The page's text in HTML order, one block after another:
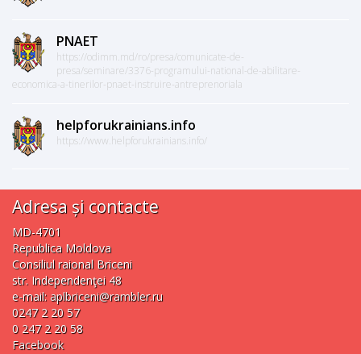
PNAET
https://odimm.md/ro/presa/comunicate-de-
presa/seminare/3376-programului-national-de-abilitare-
economica-a-tinerilor-pnaet-instruire-antreprenoriala
helpforukrainians.info
https://www.helpforukrainians.info/
Adresa și contacte
MD-4701
Republica Moldova
Consiliul raional Briceni
str. Independenţei 48
e-mail: aplbriceni@rambler.ru
0247 2 20 57
0 247 2 20 58
Facebook